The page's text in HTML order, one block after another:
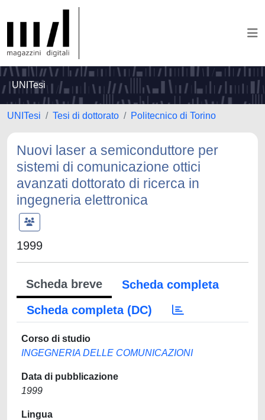
UNITesi
UNITesi Tesi di dottorato Politecnico di Torino
Nuovi laser a semiconduttore per
sistemi di comunicazione ottici
avanzati dottorato di ricerca in
ingegneria elettronica
1999
Scheda breve
Scheda completa
Scheda completa (DC)
Corso di studio
INGEGNERIA DELLE COMUNICAZIONI
Data di pubblicazione
1999
Lingua